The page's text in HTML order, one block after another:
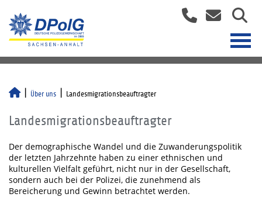
Über uns Landesmigrationsbeauftragter
Landesmigrationsbeauftragter
Der demographische Wandel und die Zuwanderungspolitik
der letzten Jahrzehnte haben zu einer ethnischen und
kulturellen Vielfalt geführt, nicht nur in der Gesellschaft,
sondern auch bei der Polizei, die zunehmend als
Bereicherung und Gewinn betrachtet werden.